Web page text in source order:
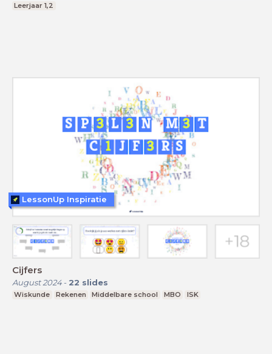
Leerjaar 1,2
Cijfers
August 2024- 22 slides
Wiskunde Rekenen Middelbare school MBO ISK
LessonUp Inspiratie